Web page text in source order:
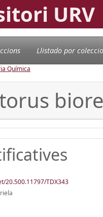
URV
Llistado por
Química
20.500.11797/TDX343